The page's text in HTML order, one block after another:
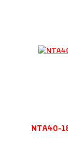
NTA40-